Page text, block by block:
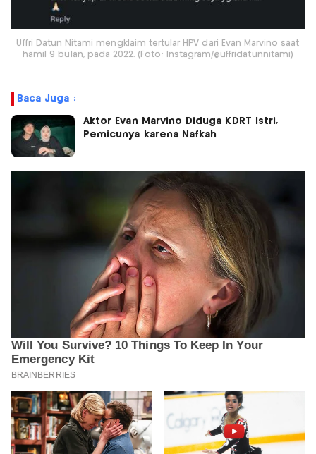
Uffri Datun Nitami mengklaim tertular HPV dari Evan Marvino saat
hamil 9 bulan, pada 2022. (Foto: Instagram/@uffridatunnitami)
Baca Juga :
Aktor Evan Marvino Diduga KDRT Istri,
Pemicunya karena Nafkah